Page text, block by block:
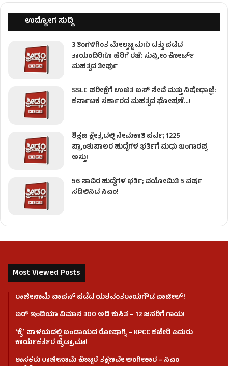
ಉದ್ಯೋಗ ಸುದ್ದಿ
3 ತಿಂಗಳಿಗಿಂತ ಮೇಲ್ಪಟ್ಟ ಮಗು ದತ್ತು ಪಡೆದ
ತಾಯಂದಿರಿಗೂ ಹೆರಿಗೆ ರಜೆ: ಸುಪ್ರೀಂ ಕೋರ್ಟ್
ಮಹತ್ವದ ತೀರ್ಪು
SSLC ಪರೀಕ್ಷೆಗೆ ಉಚಿತ ಬಸ್ ಸೇವೆ ಮತ್ತು ನಿಷೇಧಾಜ್ಞೆ:
ಕರ್ನಾಟಕ ಸರ್ಕಾರದ ಮಹತ್ವದ ಘೋಷಣೆ…!
ಶಿಕ್ಷಣ ಕ್ಷೇತ್ರದಲ್ಲಿ ನೇಮಕಾತಿ ಪರ್ವ; 1225
ಪ್ರಾಂಶುಪಾಲರ ಹುದ್ದೆಗಳ ಭರ್ತಿಗೆ ಮಧು ಬಂಗಾರಪ್ಪ
ಅಸ್ತು!
56 ಸಾವಿರ ಹುದ್ದೆಗಳ ಭರ್ತಿ; ವಯೋಮಿತಿ 5 ವರ್ಷ
ಸಡಿಲಿಸಿದ ಸಿಎಂ!
Most Viewed Posts
ರಾಜೀನಾಮೆ ವಾಪಸ್ ಪಡೆದ ಯಶವಂತರಾಯಗೌಡ ಪಾಟೀಲ್‌!
ಏರ್ ಇಂಡಿಯಾ ವಿಮಾನ 300 ಅಡಿ ಕುಸಿತ – 12 ಜನರಿಗೆ ಗಾಯ!
ʻಕೈʼ​ ಪಾಳಯದಲ್ಲಿ ಬಂಡಾಯದ ರೋಷಾಗ್ನಿ – KPCC ಕಚೇರಿ ಎದುರು
ಕಾರ್ಯಕರ್ತರ ಹೈಡ್ರಾಮಾ!
ಶಾಸಕರು ರಾಜೀನಾಮೆ ಕೊಟ್ಟರೆ ತಕ್ಷಣವೇ ಅಂಗೀಕಾರ – ಸಿಎಂ